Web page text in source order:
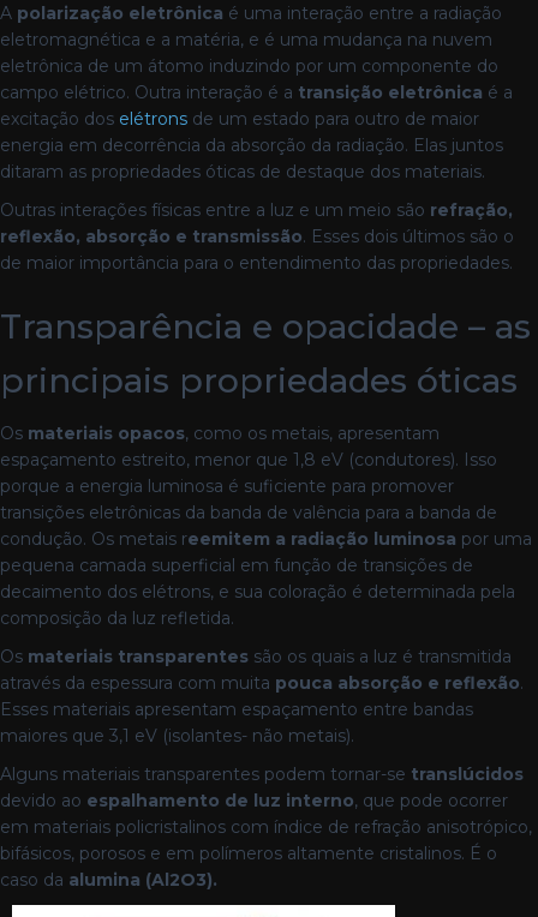
A polarização eletrônica é uma interação entre a radiação
eletromagnética e a matéria, e é uma mudança na nuvem
eletrônica de um átomo induzindo por um componente do
campo elétrico. Outra interação é a transição eletrônica é a
excitação dos elétrons de um estado para outro de maior
energia em decorrência da absorção da radiação. Elas juntos
ditaram as propriedades óticas de destaque dos materiais.
Outras interações físicas entre a luz e um meio são refração,
reflexão, absorção e transmissão. Esses dois últimos são o
de maior importância para o entendimento das propriedades.
Transparência e opacidade – as
principais propriedades óticas
Os materiais opacos, como os metais, apresentam
espaçamento estreito, menor que 1,8 eV (condutores). Isso
porque a energia luminosa é suficiente para promover
transições eletrônicas da banda de valência para a banda de
condução. Os metais reemitem a radiação luminosa por uma
pequena camada superficial em função de transições de
decaimento dos elétrons, e sua coloração é determinada pela
composição da luz refletida.
Os materiais transparentes são os quais a luz é transmitida
através da espessura com muita pouca absorção e reflexão.
Esses materiais apresentam espaçamento entre bandas
maiores que 3,1 eV (isolantes- não metais).
Alguns materiais transparentes podem tornar-se translúcidos
devido ao espalhamento de luz interno, que pode ocorrer
em materiais policristalinos com índice de refração anisotrópico,
bifásicos, porosos e em polímeros altamente cristalinos. É o
caso da alumina (Al2O3).